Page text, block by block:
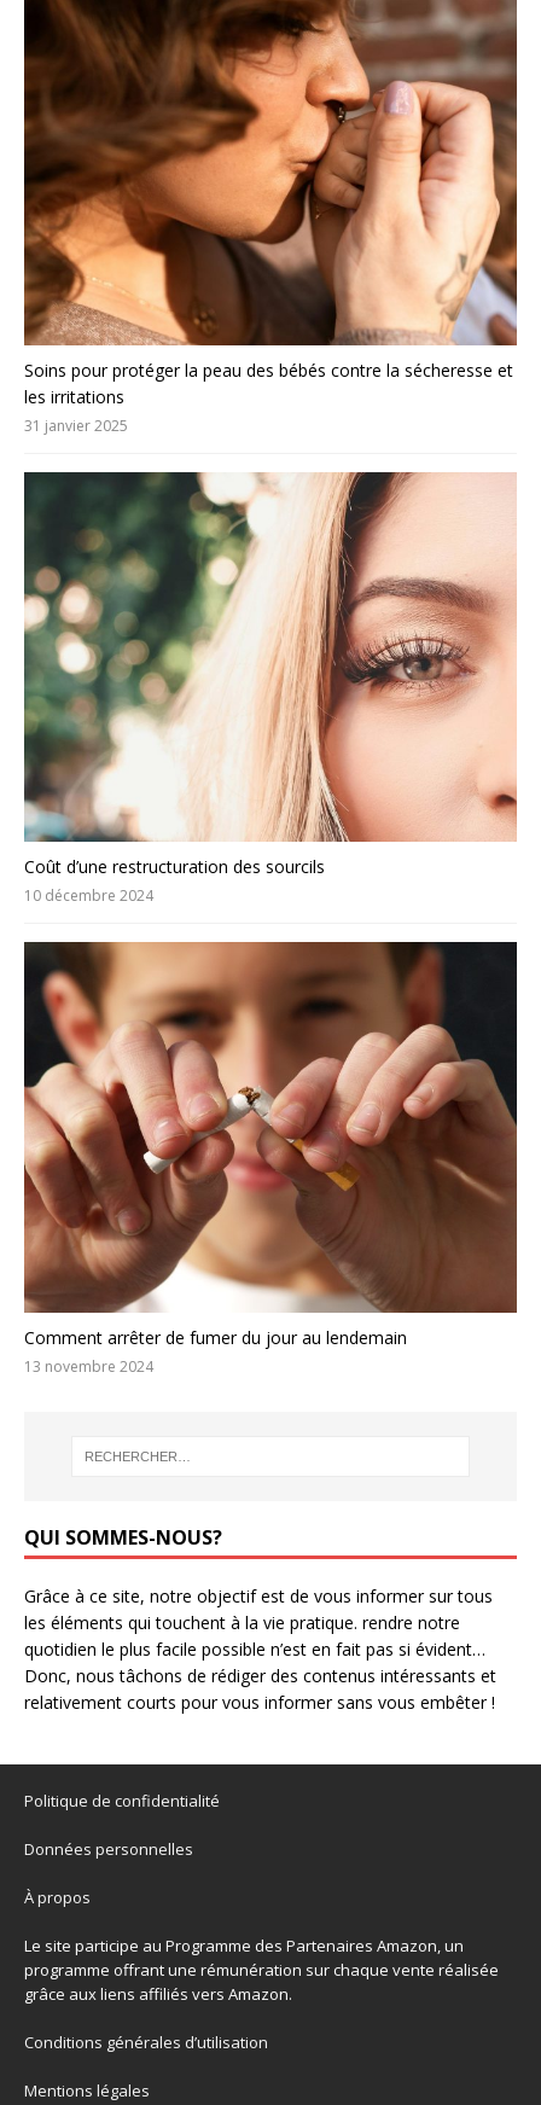
Soins pour protéger la peau des bébés contre la sécheresse et
les irritations
31 janvier 2025
Coût d’une restructuration des sourcils
10 décembre 2024
Comment arrêter de fumer du jour au lendemain
13 novembre 2024
QUI SOMMES-NOUS?
Grâce à ce site, notre objectif est de vous informer sur tous
les éléments qui touchent à la vie pratique. rendre notre
quotidien le plus facile possible n’est en fait pas si évident…
Donc, nous tâchons de rédiger des contenus intéressants et
relativement courts pour vous informer sans vous embêter !
Politique de confidentialité
Données personnelles
À propos
Le site participe au Programme des Partenaires Amazon, un
programme offrant une rémunération sur chaque vente réalisée
grâce aux liens affiliés vers Amazon.
Conditions générales d’utilisation
Mentions légales